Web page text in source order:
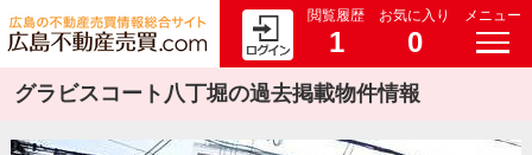
閲覧履歴
1
お気に入り
0
メニュー
グラビスコート八丁堀の過去掲載物件情報